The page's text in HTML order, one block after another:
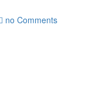
no Comments